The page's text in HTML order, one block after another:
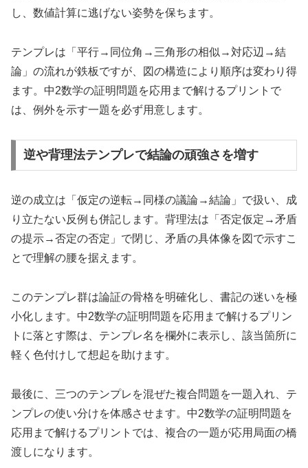
し、数値計算に逃げない姿勢を保ちます。
テンプレは「平行→同位角→三角形の相似→対応辺→結
論」の流れが鉄板ですが、図の構造により順序は変わり得
ます。中2数学の証明問題を応用まで解けるプリントで
は、例外を示す一題を必ず用意します。
逆や背理法テンプレで結論の頑強さを増す
逆の成立は「仮定の逆転→同様の議論→結論」で扱い、成
り立たない反例も併記します。背理法は「否定仮定→矛盾
の提示→否定の否定」で閉じ、矛盾の具体像を図で示すこ
とで理解の腰を据えます。
このテンプレ群は論証の骨格を明確化し、書記の迷いを極
小化します。中2数学の証明問題を応用まで解けるプリン
トに落とす際は、テンプレ名を欄外に表示し、該当箇所に
軽く色付けして想起を助けます。
最後に、三つのテンプレを混ぜた複合問題を一題入れ、テ
ンプレの使い分けを体感させます。中2数学の証明問題を
応用まで解けるプリントでは、複合の一題が応用局面の橋
渡しになります。